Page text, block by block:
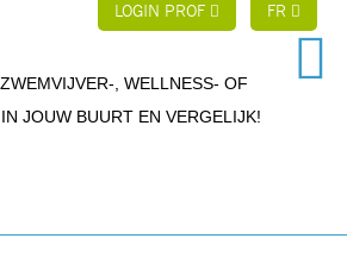
LOGIN PROF FR
, WELLNESS- OF
JOUW BUURT EN VERGELIJK!